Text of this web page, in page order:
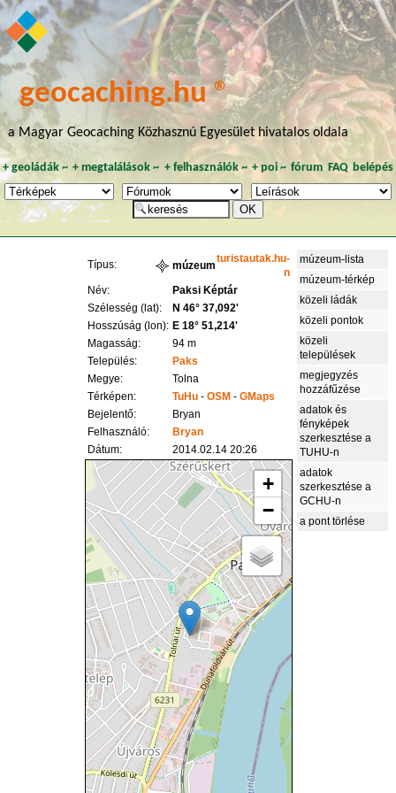
geocaching.hu ®
a Magyar Geocaching Közhasznú Egyesület hivatalos oldala
+geoládák~ +megtalálások ~ + felhasználók~ +poi~ fórum FAQ belépés
Típus: múzeum
turistautak.hu-
n
Név:
Paksi Képtár
Szélesség (lat):
N 46° 37,092'
Hosszúság (lon): E 18° 51,214'
Magasság:
94 m
Település:
Paks
Megye:
Tolna
Térképen:
TuHu -OSM -GMaps
Bejelentő:
Bryan
Felhasználó:
Bryan
Dátum:
2014.02.14 20:26
+
−
múzeum-lista
múzeum-térkép
közeli ládák
közeli pontok
közeli
települések
megjegyzés
hozzáfűzése
adatok és
fényképek
szerkesztése a
TUHU-n
adatok
szerkesztése a
GCHU-n
a pont törlése